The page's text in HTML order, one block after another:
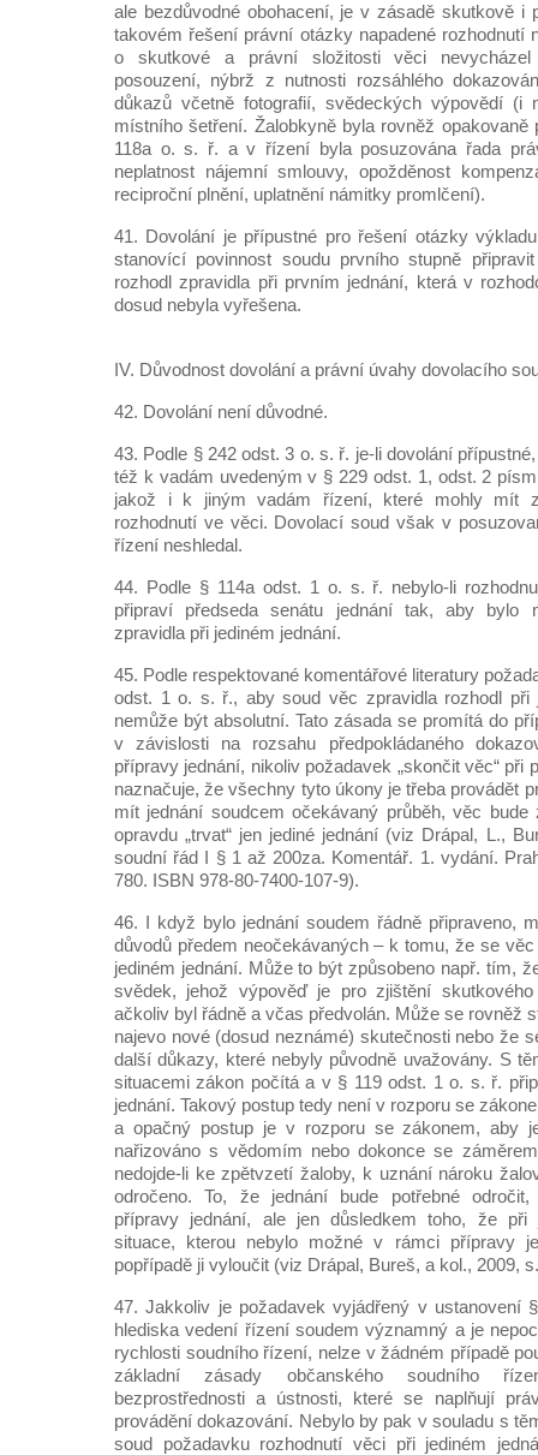
ale bezdůvodné obohacení, je v zásadě skutkově i
takovém řešení právní otázky napadené rozhodnutí
o skutkové a právní složitosti věci
posouzení, nýbrž z nutnosti rozsáhlého
důkazů včetně fotografií, svědeckých výpovědí (i
místního šetření. Žalobkyně byla rovněž
118a o. s. ř. a v řízení byla posuzována řada
neplatnost nájemní smlouvy, opožděnost
reciproční plnění, uplatnění námitky promlčení).
41. Dovolání je přípustné pro řešení otázky
stanovící povinnost soudu prvního stupně
rozhodl zpravidla při prvním jednání, která v
dosud nebyla vyřešena.
IV. Důvodnost dovolání a právní úvahy dovolacího
42. Dovolání není důvodné.
43. Podle § 242 odst. 3 o. s. ř. je-li dovolání
též k vadám uvedeným v § 229 odst. 1, odst. 2
jakož i k jiným vadám řízení, které mohly mít
rozhodnutí ve věci. Dovolací soud však v
řízení neshledal.
44. Podle § 114a odst. 1 o. s. ř. nebylo-li
připraví předseda senátu jednání tak, aby bylo
zpravidla při jediném jednání.
45. Podle respektované komentářové literatury
odst. 1 o. s. ř., aby soud věc zpravidla rozhodl při
nemůže být absolutní. Tato zásada se promítá do
v závislosti na rozsahu předpokládaného
přípravy jednání, nikoliv požadavek „skončit věc“ při
naznačuje, že všechny tyto úkony je třeba provádět
mít jednání soudcem očekávaný průběh, věc bude
opravdu „trvat“ jen jediné jednání (viz Drápal, L.,
soudní řád I § 1 až 200za. Komentář. 1. vydání.
780. ISBN 978-80-7400-107-9).
46. I když bylo jednání soudem řádně připraveno,
důvodů předem neočekávaných – k tomu, že se
jediném jednání. Může to být způsobeno např. tím,
svědek, jehož výpověď je pro zjištění
ačkoliv byl řádně a včas předvolán. Může se rovněž
najevo nové (dosud neznámé) skutečnosti nebo že
další důkazy, které nebyly původně uvažovány. S
situacemi zákon počítá a v § 119 odst. 1 o. s. ř.
jednání. Takový postup tedy není v rozporu se
a opačný postup je v rozporu se zákonem, aby
nařizováno s vědomím nebo dokonce se
nedojde-li ke zpětvzetí žaloby, k uznání nároku
odročeno. To, že jednání bude potřebné
přípravy jednání, ale jen důsledkem toho, že při
situace, kterou nebylo možné v rámci přípravy
popřípadě ji vyloučit (viz Drápal, Bureš, a kol., 2009,
47. Jakkoliv je požadavek vyjádřený v ustanovení
hlediska vedení řízení soudem významný a je
rychlosti soudního řízení, nelze v žádném případě
základní zásady občanského soudního
bezprostřednosti a ústnosti, které se naplňují
provádění dokazování. Nebylo by pak v souladu s
soud požadavku rozhodnutí věci při jediném